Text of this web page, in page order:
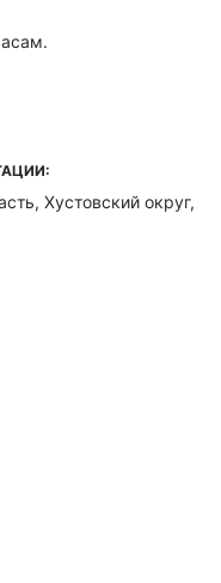
Хустовский округ,